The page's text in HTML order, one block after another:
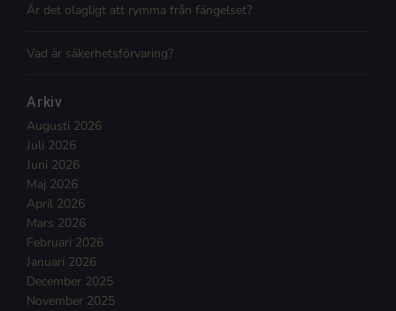
Är det olagligt att rymma från fängelset?
Vad är säkerhetsförvaring?
Arkiv
Augusti 2026
Juli 2026
Juni 2026
Maj 2026
April 2026
Mars 2026
Februari 2026
Januari 2026
December 2025
November 2025